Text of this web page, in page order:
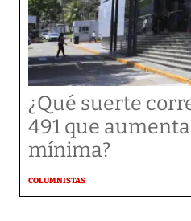
¿Qué suerte
491 que
mínima?
COLUMNISTAS